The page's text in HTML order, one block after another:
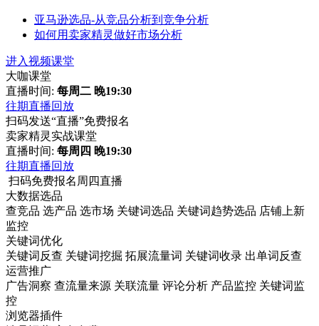
亚马逊选品-从竞品分析到竞争分析
如何用卖家精灵做好市场分析
进入视频课堂
大咖课堂
直播时间: 每周二 晚19:30
往期直播回放
扫码发送“直播”免费报名
卖家精灵实战课堂
直播时间: 每周四 晚19:30
往期直播回放
扫码免费报名周四直播
大数据选品
查竞品 选产品 选市场 关键词选品 关键词趋势选品 店铺上新
监控
关键词优化
关键词反查 关键词挖掘 拓展流量词 关键词收录 出单词反查
运营推广
广告洞察 查流量来源 关联流量 评论分析 产品监控 关键词监
控
浏览器插件